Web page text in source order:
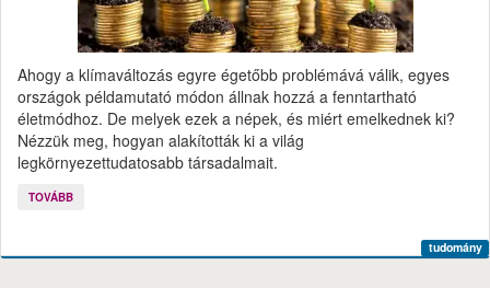
Ahogy a klímaváltozás egyre égetőbb problémává válik, egyes
országok példamutató módon állnak hozzá a fenntartható
életmódhoz. De melyek ezek a népek, és miért emelkednek ki?
Nézzük meg, hogyan alakították ki a világ
legkörnyezettudatosabb társadalmait.
TOVÁBB
tudomány